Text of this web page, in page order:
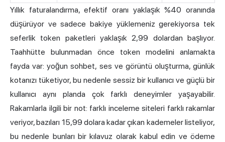
Yıllık faturalandırma, efektif oranı yaklaşık %40 oranında
düşürüyor ve sadece bakiye yüklemeniz gerekiyorsa tek
seferlik token paketleri yaklaşık 2,99 dolardan başlıyor.
Taahhütte bulunmadan önce token modelini anlamakta
fayda var: yoğun sohbet, ses ve görüntü oluşturma, günlük
kotanızı tüketiyor, bu nedenle sessiz bir kullanıcı ve güçlü bir
kullanıcı aynı planda çok farklı deneyimler yaşayabilir.
Rakamlarla ilgili bir not: farklı inceleme siteleri farklı rakamlar
veriyor, bazıları 15,99 dolara kadar çıkan kademeler listeliyor,
bu nedenle bunları bir kılavuz olarak kabul edin ve ödeme